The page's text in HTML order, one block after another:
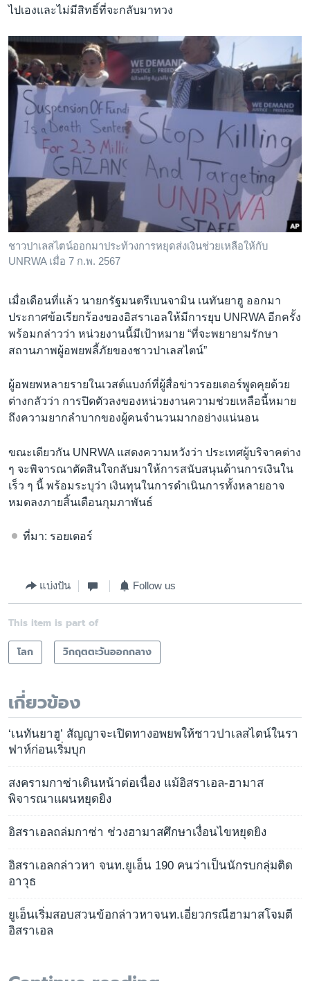
ไปเองและไม่มีสิทธิ์ที่จะกลับมาทวง
ชาวปาเลสไตน์ออกมาประท้วงการหยุดส่งเงินช่วยเหลือให้กับ
UNRWA เมื่อ 7 ก.พ. 2567
เมื่อเดือนที่แล้ว นายกรัฐมนตรีเบนจามิน เนทันยาฮู ออกมา
ประกาศข้อเรียกร้องของอิสราเอลให้มีการยุบ UNRWA อีกครั้ง
พร้อมกล่าวว่า หน่วยงานนี้มีเป้าหมาย “ที่จะพยายามรักษา
สถานภาพผู้อพยพลี้ภัยของชาวปาเลสไตน์”
ผู้อพยพหลายรายในเวสต์แบงก์ที่ผู้สื่อข่าวรอยเตอร์พูดคุยด้วย
ต่างกลัวว่า การปิดตัวลงของหน่วยงานความช่วยเหลือนี้หมาย
ถึงความยากลำบากของผู้คนจำนวนมากอย่างแน่นอน
ขณะเดียวกัน UNRWA แสดงความหวังว่า ประเทศผู้บริจาคต่าง
ๆ จะพิจารณาตัดสินใจกลับมาให้การสนับสนุนด้านการเงินใน
เร็ว ๆ นี้ พร้อมระบุว่า เงินทุนในการดำเนินการทั้งหลายอาจ
หมดลงภายสิ้นเดือนกุมภาพันธ์
ที่มา: รอยเตอร์
แบ่งปัน Follow us
This item is part of
โลก
วิกฤตตะวันออกกลาง
เกี่ยวข้อง
‘เนทันยาฮู’ สัญญาจะเปิดทางอพยพให้ชาวปาเลสไตน์ในรา
ฟาห์ก่อนเริ่มบุก
สงครามกาซ่าเดินหน้าต่อเนื่อง แม้อิสราเอล-ฮามาส
พิจารณาแผนหยุดยิง
อิสราเอลถล่มกาซ่า ช่วงฮามาสศึกษาเงื่อนไขหยุดยิง
อิสราเอลกล่าวหา จนท.ยูเอ็น 190 คนว่าเป็นนักรบกลุ่มติด
อาวุธ
ยูเอ็นเริ่มสอบสวนข้อกล่าวหาจนท.เอี่ยวกรณีฮามาสโจมตี
อิสราเอล